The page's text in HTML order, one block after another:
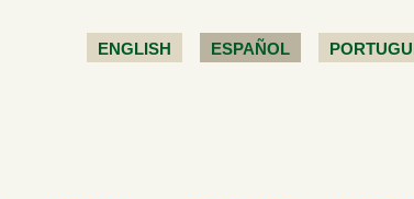
ENGLISH ESPAÑOL